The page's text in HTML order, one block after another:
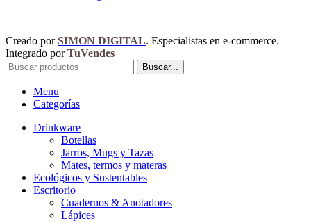
Creado porSIMON DIGITAL. Especialistas en e-commerce.
Integrado porTuVendes
Buscar...
Menu
Categorías
Drinkware
Botellas
Jarros, Mugs y Tazas
Mates, termos y materas
Ecológicos y Sustentables
Escritorio
Cuadernos & Anotadores
Lápices